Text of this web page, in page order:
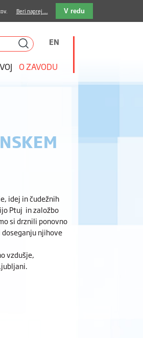
E-pošta
EN
O ZAVODU
idej in čudežnih
Ptuj in založbo
si drznili ponovno
njihove
vzdušje,
Beri naprej ... V redu